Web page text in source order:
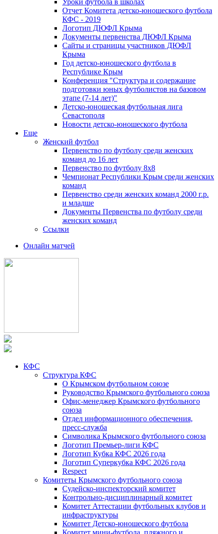
Уроки футбола в школах
Отчет Комитета детско-юношеского футбола
КФС - 2019
Логотип ДЮФЛ Крыма
Документы первенства ДЮФЛ Крыма
Сайты и страницы участников ДЮФЛ
Крыма
Год детско-юношеского футбола в
Республике Крым
Конференция "Структура и содержание
подготовки юных футболистов на базовом
этапе (7-14 лет)"
Детско-юношеская футбольная лига
Севастополя
Новости детско-юношеского футбола
Еще
Женский футбол
Первенство по футболу среди женских
команд до 16 лет
Первенство по футболу 8х8
Чемпионат Республики Крым среди женских
команд
Первенство среди женских команд 2000 г.р.
и младше
Документы Первенства по футболу среди
женских команд
Ссылки
Онлайн матчей
КФС
Структура КФС
О Крымском футбольном союзе
Руководство Крымского футбольного союза
Офис-менеджер Крымского футбольного
союза
Отдел информационного обеспечения,
пресс-служба
Символика Крымского футбольного союза
Логотип Премьер-лиги КФС
Логотип Кубка КФС 2026 года
Логотип Суперкубка КФС 2026 года
Respect
Комитеты Крымского футбольного союза
Судейско-инспекторский комитет
Контрольно-дисциплинарный комитет
Комитет Аттестации футбольных клубов и
инфраструктуры
Комитет Детско-юношеского футбола
Комитет мини-футбола, пляжного и